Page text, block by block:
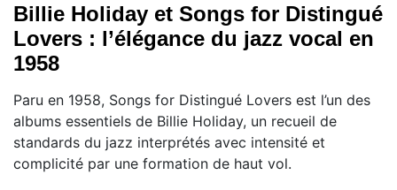
Billie Holiday et Songs for Distingué
Lovers : l’élégance du jazz vocal en
1958
Paru en 1958, Songs for Distingué Lovers est l’un des
albums essentiels de Billie Holiday, un recueil de
standards du jazz interprétés avec intensité et
complicité par une formation de haut vol.